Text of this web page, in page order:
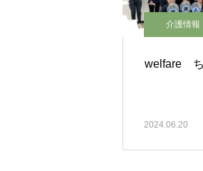
介護情報
welfare ち
2024.06.20